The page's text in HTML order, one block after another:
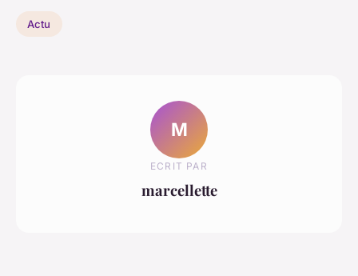
Actu
M
ECRIT PAR
marcellette